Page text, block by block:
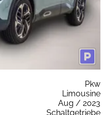
Pkw
Limousine
Aug / 2023
Schaltgetriebe